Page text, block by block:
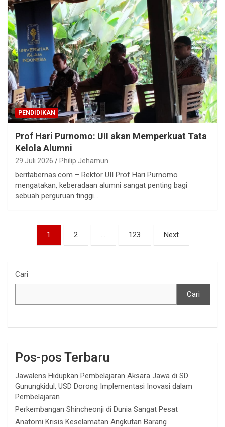
PENDIDIKAN
Prof Hari Purnomo: UII akan Memperkuat Tata
Kelola Alumni
29 Juli 2026 Philip Jehamun
beritabernas.com – Rektor UII Prof Hari Purnomo
mengatakan, keberadaan alumni sangat penting bagi
sebuah perguruan tinggi.…
Paginasi
1 2 … 123 Next
Cari
Cari
Pos-pos Terbaru
Jawalens Hidupkan Pembelajaran Aksara Jawa di SD
Gunungkidul, USD Dorong Implementasi Inovasi dalam
Pembelajaran
Perkembangan Shincheonji di Dunia Sangat Pesat
Anatomi Krisis Keselamatan Angkutan Barang